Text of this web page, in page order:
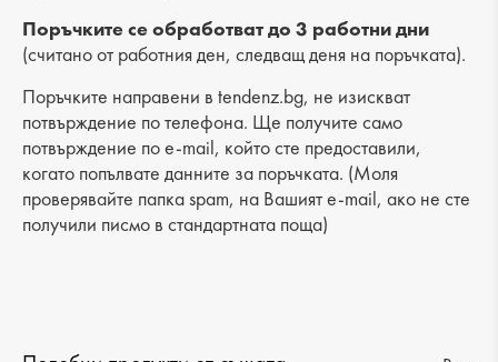
Малък джоб: 1
Външен джоб: 5
Дръжка: -
Поръчките се обработват до 3 работни дни
(считано от работния ден, следващ деня на поръчката).
Поръчките направени в tendenz.bg, не изискват
потвърждение по телефона. Ще получите само
потвърждение по e-mail, който сте предоставили,
когато попълвате данните за поръчката. (Моля
проверявайте папка spam, на Вашият e-mail, ако не сте
получили писмо в стандартната поща)